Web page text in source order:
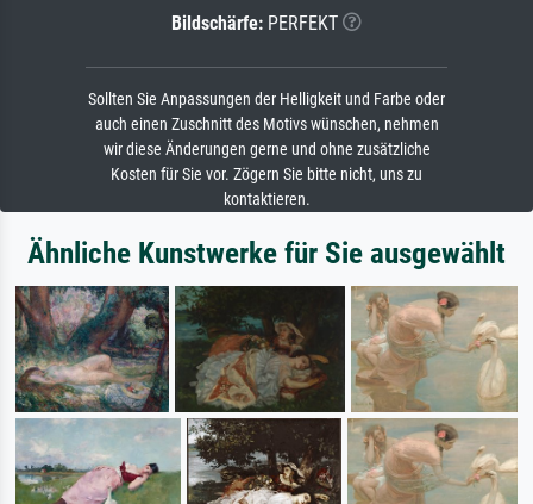
Bildschärfe: PERFEKT
Sollten Sie Anpassungen der Helligkeit und Farbe oder
auch einen Zuschnitt des Motivs wünschen, nehmen
wir diese Änderungen gerne und ohne zusätzliche
Kosten für Sie vor. Zögern Sie bitte nicht, uns zu
kontaktieren.
Ähnliche Kunstwerke für Sie ausgewählt